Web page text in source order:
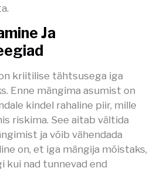
Ja
kriitilise tähtsusega iga
Enne mängima asumist on
kindel rahaline piir, mille
riskima. See aitab vältida
ja võib vähendada
on, et iga mängija mõistaks,
kui nad tunnevad end